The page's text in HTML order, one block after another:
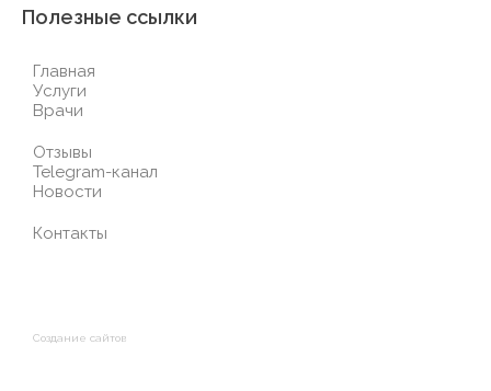
Полезные ссылки
Главная
Услуги
Врачи
Отзывы
Telegram-канал
Новости
Контакты
Создание сайтов